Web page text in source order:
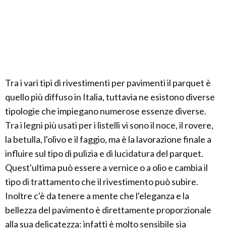
Tra i vari tipi di rivestimenti per pavimenti il parquet è
quello più diffuso in Italia, tuttavia ne esistono diverse
tipologie che impiegano numerose essenze diverse.
Tra i legni più usati per i listelli vi sono il noce, il rovere,
la betulla, l'olivo e il faggio, ma è la lavorazione finale a
influire sul tipo di pulizia e di lucidatura del parquet.
Quest'ultima può essere a vernice o a olio e cambia il
tipo di trattamento che il rivestimento può subire.
Inoltre c'è da tenere a mente che l'eleganza e la
bellezza del pavimento è direttamente proporzionale
alla sua delicatezza: infatti è molto sensibile sia